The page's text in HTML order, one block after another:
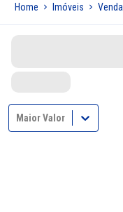
Home Imóveis Venda
Maior Valor